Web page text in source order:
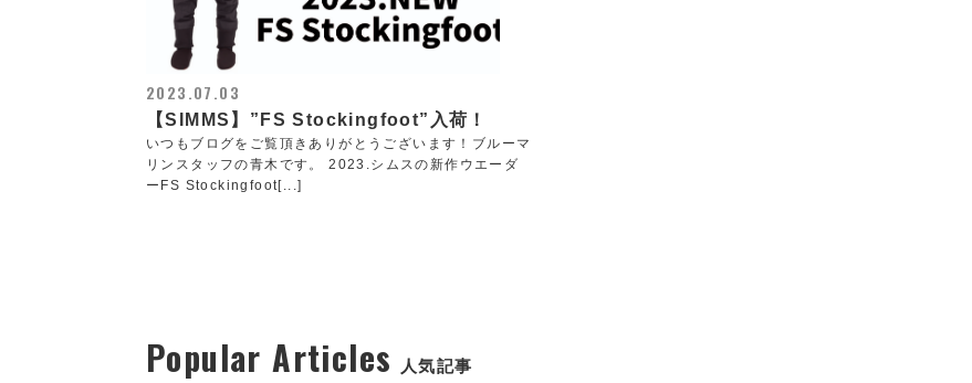
2023.07.03
【SIMMS】”FS Stockingfoot”入荷！
いつもブログをご覧頂きありがとうございます！ブルーマ
リンスタッフの青木です。 2023.シムスの新作ウエーダ
ーFS Stockingfoot[...]
Popular Articles 人気記事